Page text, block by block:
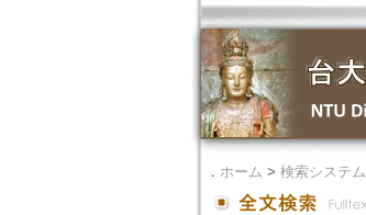
． ホーム > 検索システム